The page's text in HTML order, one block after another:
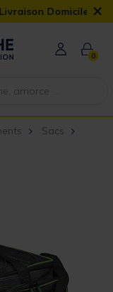
offerte dès 90€ ×
0
Sacs